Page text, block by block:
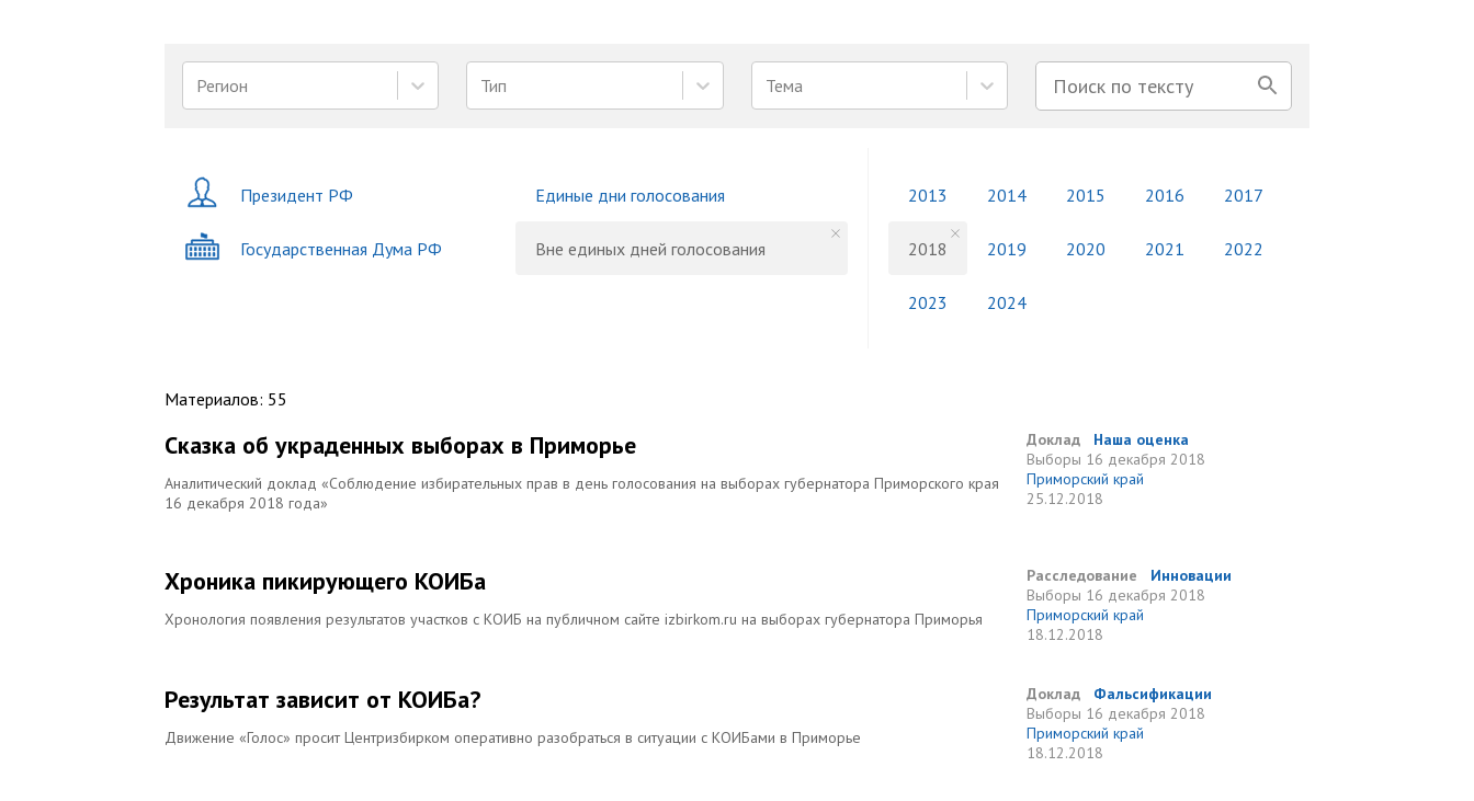
Регион Тип Тема
Президент РФ
Государственная Дума РФ
Единые дни голосования
Вне единых дней голосования
2013 2014 2015 2016 2017
2018 2019 2020 2021 2022
2023 2024
Материалов: 55
Сказка об украденных выборах в Приморье
Аналитический доклад «Соблюдение избирательных прав в день голосования на выборах губернатора Приморского края
16 декабря 2018 года»
Доклад
Наша оценка
Выборы 16 декабря 2018
Приморский край
25.12.2018
Хроника пикирующего КОИБа
Хронология появления результатов участков с КОИБ на публичном сайте izbirkom.ru на выборах губернатора Приморья
Расследование
Инновации
Выборы 16 декабря 2018
Приморский край
18.12.2018
Результат зависит от КОИБа?
Движение «Голос» просит Центризбирком оперативно разобраться в ситуации с КОИБами в Приморье
Доклад
Фальсификации
Выборы 16 декабря 2018
Приморский край
18.12.2018